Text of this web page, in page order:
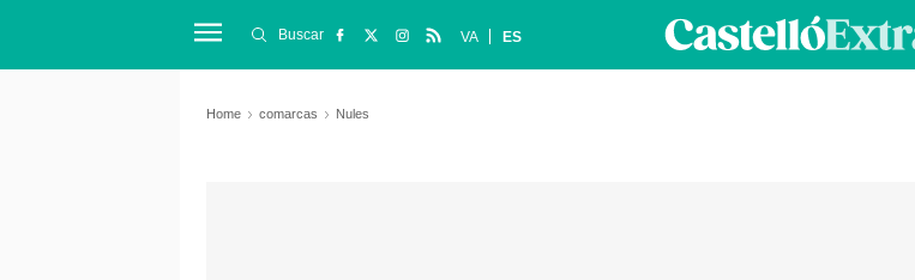
Buscar VA ES
Home comarcas Nules